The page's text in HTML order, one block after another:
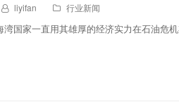
liyifan 行业新闻
湾国家一直用其雄厚的经济实力在石油危